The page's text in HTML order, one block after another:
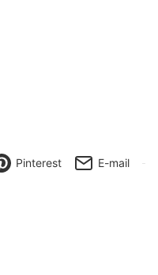
Pinterest E-mail